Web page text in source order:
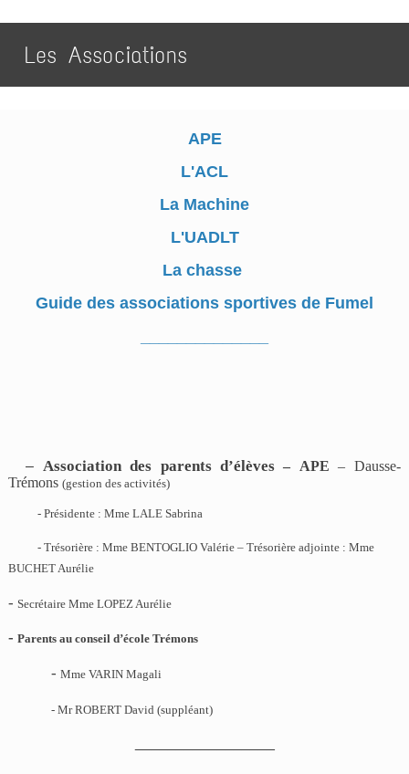
Les Associations
APE
L'ACL
La Machine
L'UADLT
La chasse
Guide des associations sportives de Fumel
– Association des parents d’élèves– APE– Dausse-
Trémons (gestion des activités)
- Présidente : Mme LALE Sabrina
- Trésorière : Mme BENTOGLIO Valérie – Trésorière adjointe : Mme
BUCHET Aurélie
-Secrétaire Mme LOPEZ Aurélie
-Parents au conseil d’école Trémons
-Mme VARIN Magali
- Mr ROBERT David (suppléant)